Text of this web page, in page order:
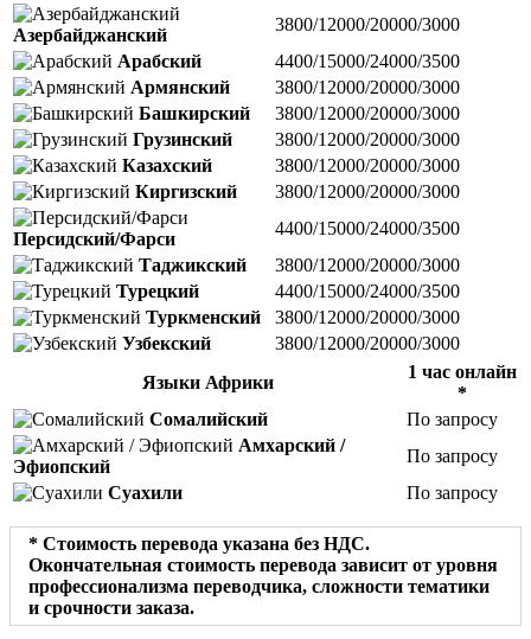
Азербайджанский
3800/12000/20000/3000
Арабский
4400/15000/24000/3500
Армянский
3800/12000/20000/3000
Башкирский
3800/12000/20000/3000
Грузинский
3800/12000/20000/3000
Казахский
3800/12000/20000/3000
Киргизский
3800/12000/20000/3000
Персидский/Фарси
4400/15000/24000/3500
Таджикский
3800/12000/20000/3000
Турецкий
4400/15000/24000/3500
Туркменский
3800/12000/20000/3000
Узбекский
3800/12000/20000/3000
Языки Африки
1 час онлайн
*
Сомалийский
По запросу
Амхарский /
Эфиопский
По запросу
Суахили
По запросу
* Стоимость перевода указана без НДС.
Окончательная стоимость перевода зависит от уровня
профессионализма переводчика, сложности тематики
и срочности заказа.